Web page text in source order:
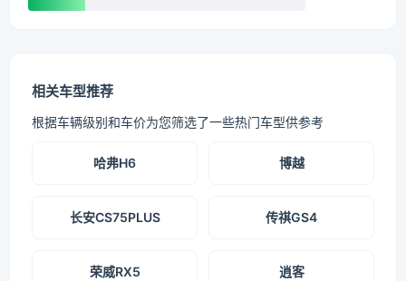
相关车型推荐
根据车辆级别和车价为您筛选了一些热门车型供参考
哈弗H6 博越
长安CS75PLUS 传祺GS4
荣威RX5 逍客